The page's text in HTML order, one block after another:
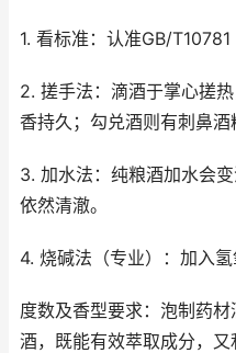
1. 看标准：认准GB/T10781
2. 搓手法：滴酒于掌心搓
香持久；勾兑酒则有刺鼻酒
3. 加水法：纯粮酒加水会
依然清澈。
4. 烧碱法（专业）：加入
度数及香型要求：泡制药
酒，既能有效萃取成分，